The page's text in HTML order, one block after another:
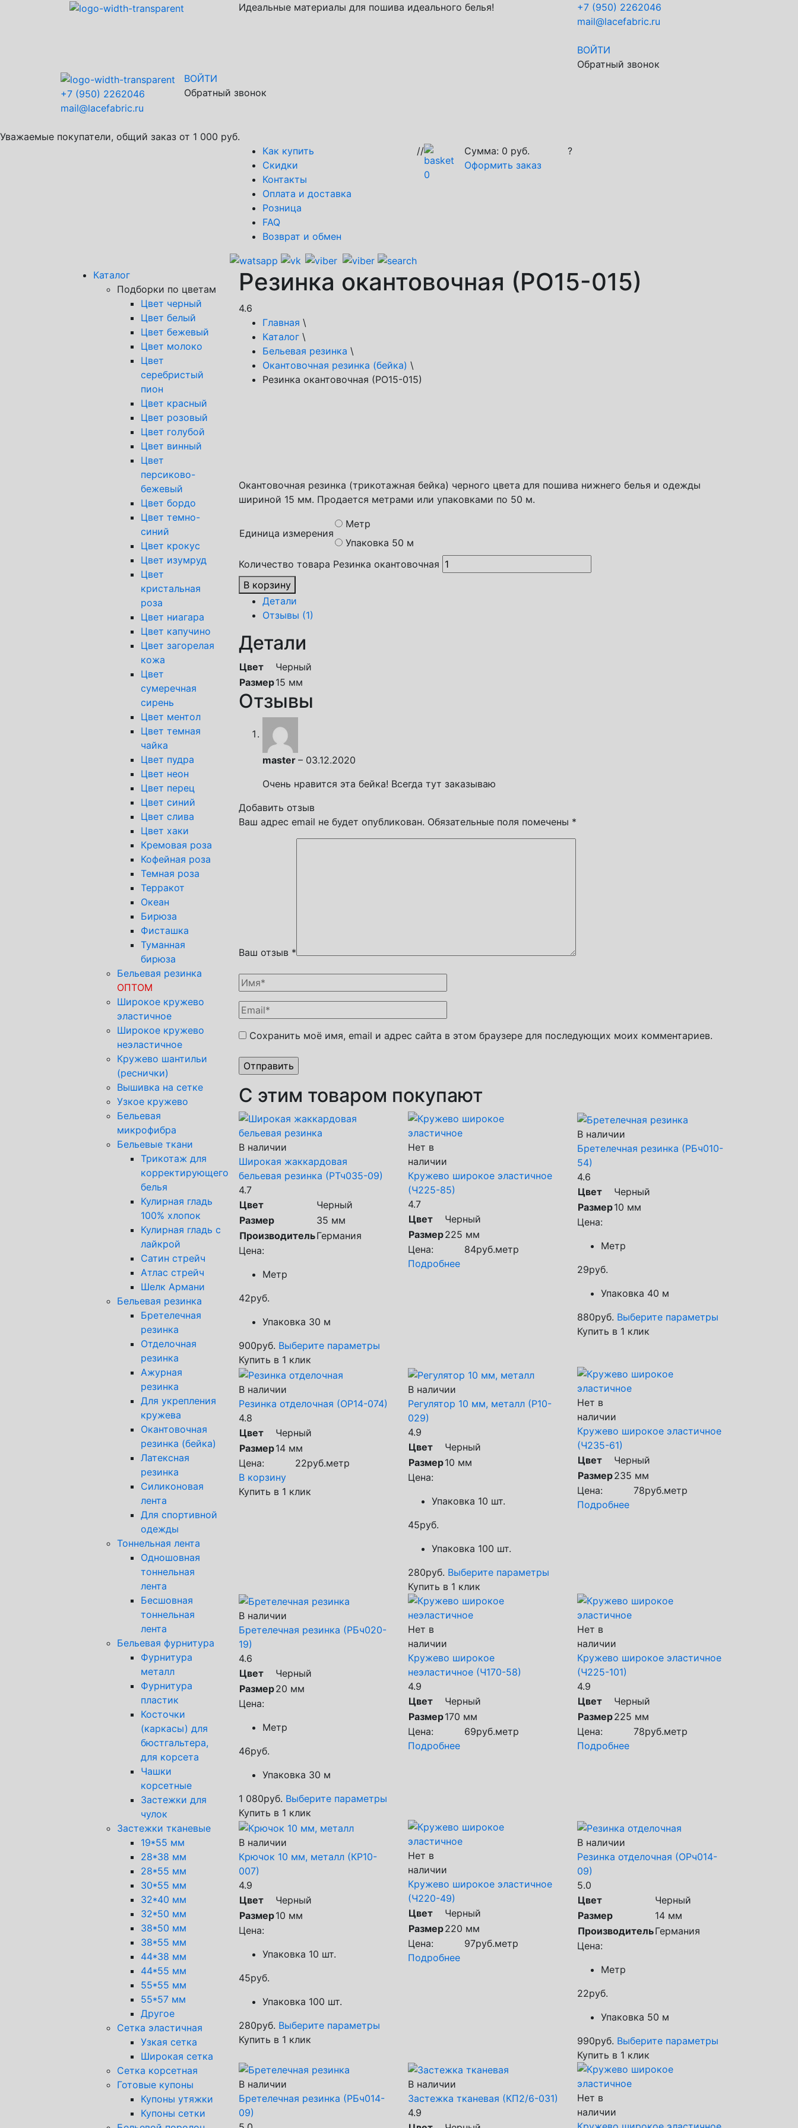
Идеальные материалы для пошива идеального белья!
+7 (950) 2262046
mail@lacefabric.ru
ВОЙТИ
Обратный звонок
+7 (950) 2262046
mail@lacefabric.ru
ВОЙТИ
Обратный звонок
Уважаемые покупатели, общий заказ от 1 000 руб.
Как купить
Скидки
Контакты
Оплата и доставка
Розница
FAQ
Возврат и обмен
//
0
Сумма: 0 руб.
Оформить заказ
?
Каталог
Подборки по цветам
Цвет черный
Цвет белый
Цвет бежевый
Цвет молоко
Цвет
серебристый
пион
Цвет красный
Цвет розовый
Цвет голубой
Цвет винный
Цвет
персиково-
бежевый
Цвет бордо
Цвет темно-
синий
Цвет крокус
Цвет изумруд
Цвет
кристальная
роза
Цвет ниагара
Цвет капучино
Цвет загорелая
кожа
Цвет
сумеречная
сирень
Цвет ментол
Цвет темная
чайка
Цвет пудра
Цвет неон
Цвет перец
Цвет синий
Цвет слива
Цвет хаки
Кремовая роза
Кофейная роза
Темная роза
Терракот
Океан
Бирюза
Фисташка
Туманная
бирюза
Бельевая резинка
ОПТОМ
Широкое кружево
эластичное
Широкое кружево
неэластичное
Кружево шантильи
(реснички)
Вышивка на сетке
Узкое кружево
Бельевая
микрофибра
Бельевые ткани
Трикотаж для
корректирующего
белья
Кулирная гладь
100% хлопок
Кулирная гладь с
лайкрой
Сатин стрейч
Атлас стрейч
Шелк Армани
Бельевая резинка
Бретелечная
резинка
Отделочная
резинка
Ажурная
резинка
Для укрепления
кружева
Окантовочная
резинка (бейка)
Латексная
резинка
Силиконовая
лента
Для спортивной
одежды
Тоннельная лента
Одношовная
тоннельная
лента
Бесшовная
тоннельная
лента
Бельевая фурнитура
Фурнитура
металл
Фурнитура
пластик
Косточки
(каркасы) для
бюстгальтера,
для корсета
Чашки
корсетные
Застежки для
чулок
Застежки тканевые
19*55 мм
28*38 мм
28*55 мм
30*55 мм
32*40 мм
32*50 мм
38*50 мм
38*55 мм
44*38 мм
44*55 мм
55*55 мм
55*57 мм
Другое
Сетка эластичная
Узкая сетка
Широкая сетка
Сетка корсетная
Готовые купоны
Купоны утяжки
Купоны сетки
Резинка окантовочная (РО15-015)
4.6
Главная \
Каталог \
Бельевая резинка \
Окантовочная резинка (бейка) \
Резинка окантовочная (РО15-015)
Окантовочная резинка (трикотажная бейка) черного цвета для пошива нижнего белья и одежды
шириной 15 мм. Продается метрами или упаковками по 50 м.
Единица измерения
Метр
Упаковка 50 м
Количество товара Резинка окантовочная
В корзину
Детали
Отзывы (1)
Детали
Цвет
Черный
Размер15 мм
Отзывы
master – 03.12.2020
Очень нравится эта бейка! Всегда тут заказываю
Добавить отзыв
Ваш адрес email не будет опубликован. Обязательные поля помечены *
Ваш отзыв *
Сохранить моё имя, email и адрес сайта в этом браузере для последующих моих комментариев.
С этим товаром покупают
В наличии
Широкая жаккардовая
бельевая резинка (РТч035-09)
4.7
Цвет
Черный
Размер
35 мм
ПроизводительГермания
Цена:
Метр
42руб.
Упаковка 30 м
900руб. Выберите параметры
Купить в 1 клик
Нет в
наличии
Кружево широкое эластичное
(Ч225-85)
4.7
Цвет
Черный
Размер225 мм
Цена:
84руб.метр
Подробнее
В наличии
Бретелечная резинка (РБч010-
54)
4.6
Цвет
Черный
Размер10 мм
Цена:
Метр
29руб.
Упаковка 40 м
880руб. Выберите параметры
Купить в 1 клик
В наличии
Резинка отделочная (ОР14-074)
4.8
Цвет
Черный
Размер14 мм
Цена:
22руб.метр
В корзину
Купить в 1 клик
В наличии
Регулятор 10 мм, металл (Р10-
029)
4.9
Цвет
Черный
Размер10 мм
Цена:
Упаковка 10 шт.
45руб.
Упаковка 100 шт.
280руб. Выберите параметры
Купить в 1 клик
Нет в
наличии
Кружево широкое эластичное
(Ч235-61)
Цвет
Черный
Размер235 мм
Цена:
78руб.метр
Подробнее
В наличии
Бретелечная резинка (РБч020-
19)
4.6
Цвет
Черный
Размер20 мм
Цена:
Метр
46руб.
Упаковка 30 м
1 080руб. Выберите параметры
Купить в 1 клик
Нет в
наличии
Кружево широкое
неэластичное (Ч170-58)
4.9
Цвет
Черный
Размер170 мм
Цена:
69руб.метр
Подробнее
Нет в
наличии
Кружево широкое эластичное
(Ч225-101)
4.9
Цвет
Черный
Размер225 мм
Цена:
78руб.метр
Подробнее
В наличии
Крючок 10 мм, металл (КР10-
007)
4.9
Цвет
Черный
Размер10 мм
Цена:
Упаковка 10 шт.
45руб.
Упаковка 100 шт.
280руб. Выберите параметры
Купить в 1 клик
Нет в
наличии
Кружево широкое эластичное
(Ч220-49)
Цвет
Черный
Размер220 мм
Цена:
97руб.метр
Подробнее
В наличии
Резинка отделочная (ОРч014-
09)
5.0
Цвет
Черный
Размер
14 мм
ПроизводительГермания
Цена:
Метр
22руб.
Упаковка 50 м
990руб. Выберите параметры
Купить в 1 клик
В наличии
Бретелечная резинка (РБч014-
09)
В наличии
Застежка тканевая (КП2/6-031)
4.9
Нет в
наличии